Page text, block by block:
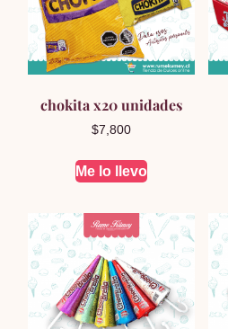
chokita x20 unidades
$7,800
Me lo llevo